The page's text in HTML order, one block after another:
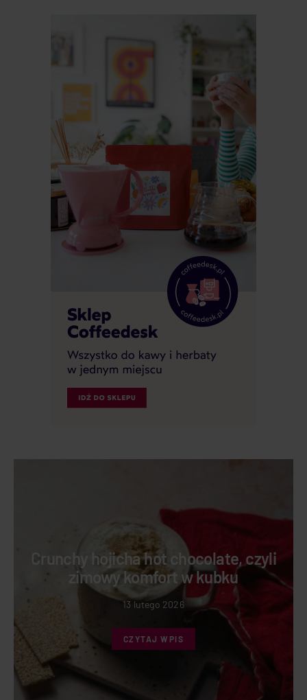
Crunchy hojicha hot chocolate, czyli
zimowy komfort w kubku
13 lutego 2026
CZYTAJ WPIS